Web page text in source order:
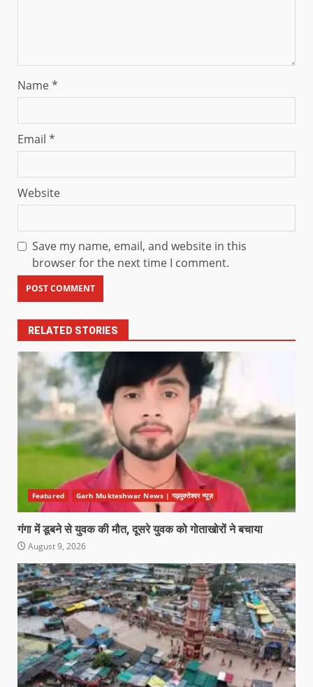
Name*
Email *
Website
Save my name, email, and website in this
browser for the next time I comment.
RELATED STORIES
Featured Garh Mukteshwar News | गढ़मुक्तेश्वर न्यूज़
गंगा में डूबने से युवक की मौत, दूसरे युवक को गोताखोरों ने बचाया
August 9, 2026